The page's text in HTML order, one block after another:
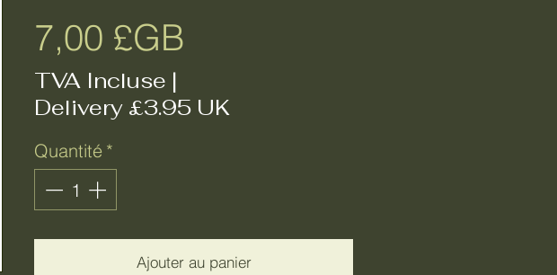
7,00 £GB
TVA Incluse |
Delivery £3.95 UK
Quantité *
Ajouter au panier